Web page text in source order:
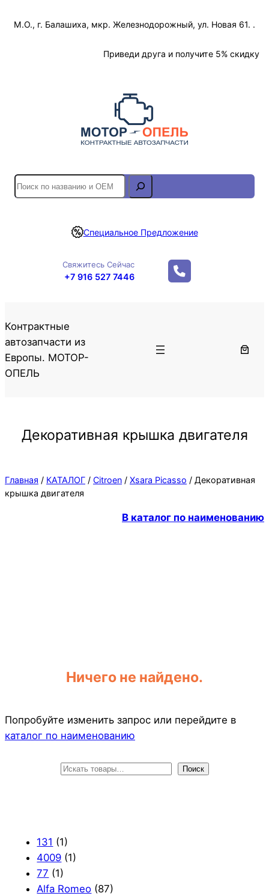
М.О., г. Балашиха, мкр. Железнодорожный, ул. Новая 61. .
Приведи друга и получите 5% скидку
S
e
r
Специальное Предложение
Свяжитесь Сейчас
+7 916 527 7446
Контрактные
автозапчасти из
Европы. МОТОР-
ОПЕЛЬ
Декоративная крышка двигателя
Главная / КАТАЛОГ / Citroen / Xsara Picasso / Декоративная
крышка двигателя
В каталог по наименованию
Ничего не найдено.
Попробуйте изменить запрос или перейдите в
каталог по наименованию
П
Поиск
131 (1)
4009 (1)
77 (1)
Alfa Romeo (87)